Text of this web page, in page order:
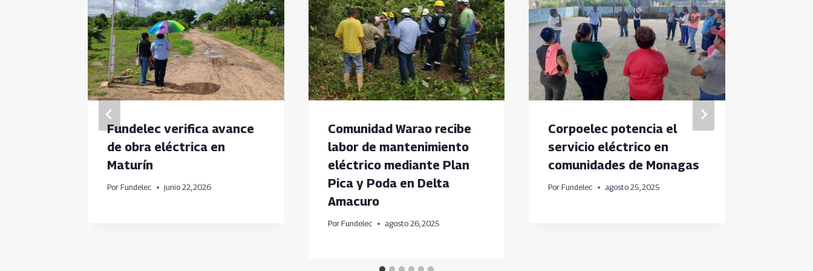
Fundelec verifica avance
de obra eléctrica en
Maturín
Por Fundelec junio 22, 2026
Comunidad Warao recibe
labor de mantenimiento
eléctrico mediante Plan
Pica y Poda en Delta
Amacuro
Por Fundelec agosto 26, 2025
Corpoelec potencia el
servicio eléctrico en
comunidades de Monagas
Por Fundelec agosto 25, 2025